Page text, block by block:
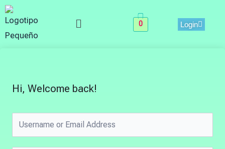
Skip
to
content
Menu 0 Login
Hi, Welcome back!